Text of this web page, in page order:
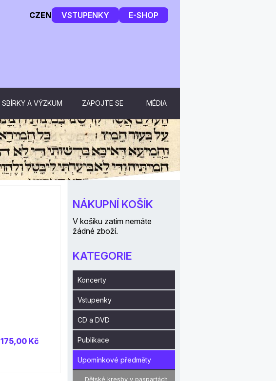
CZEN VSTUPENKY E-SHOP
SBÍRKY A VÝZKUM ZAPOJTE SE MÉDIA
175,00 Kč
NÁKUPNÍ KOŠÍK
V košíku zatím nemáte
žádné zboží.
KATEGORIE
Koncerty
Vstupenky
CD a DVD
Publikace
Upomínkové předměty
Dětské kresby v paspartách